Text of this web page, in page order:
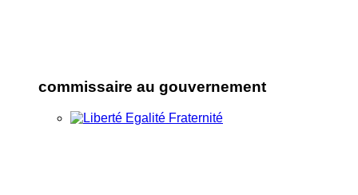
commissaire au gouvernement